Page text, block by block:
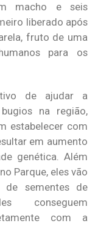
macho e seis
liberado após
fruto de uma
para os
de ajudar a
na região,
estabelecer com
em aumento
genética. Além
Parque, eles vão
de sementes de
conseguem
com a